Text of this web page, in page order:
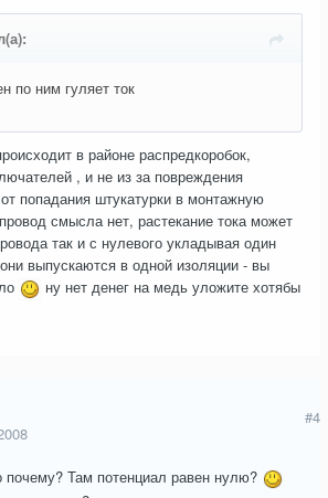
по ним гуляет ток
в районе распредкоробок,
, и не из за повреждения
попадания штукатурки в монтажную
смысла нет, растекание тока может
так и с нулевого укладывая один
выпускаются в одной изоляции - вы
ну нет денег на медь уложите хотябы
#4
почему? Там потенциал равен нулю?